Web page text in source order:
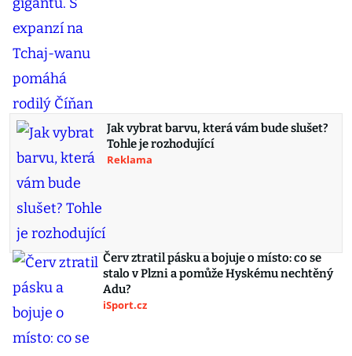
Jak vybrat barvu, která vám bude slušet?
Tohle je rozhodující
Reklama
Červ ztratil pásku a bojuje o místo: co se
stalo v Plzni a pomůže Hyskému nechtěný
Adu?
iSport.cz